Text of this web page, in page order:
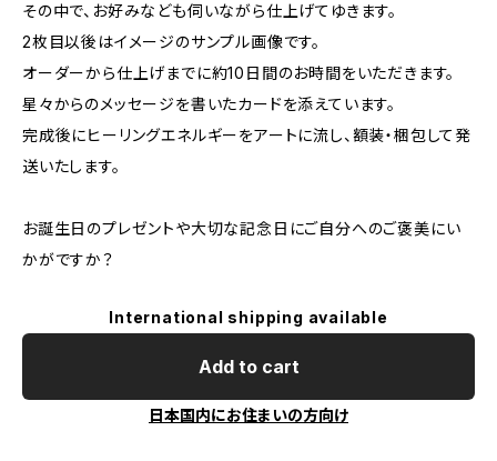
その中で、お好みなども伺いながら仕上げてゆきます。
2枚目以後はイメージのサンプル画像です。
オーダーから仕上げまでに約10日間のお時間をいただきます。
星々からのメッセージを書いたカードを添えています。
完成後にヒーリングエネルギーをアートに流し、額装・梱包して発
送いたします。
お誕生日のプレゼントや大切な記念日にご自分へのご褒美にい
かがですか？
International shipping available
Add to cart
日本国内にお住まいの方向け